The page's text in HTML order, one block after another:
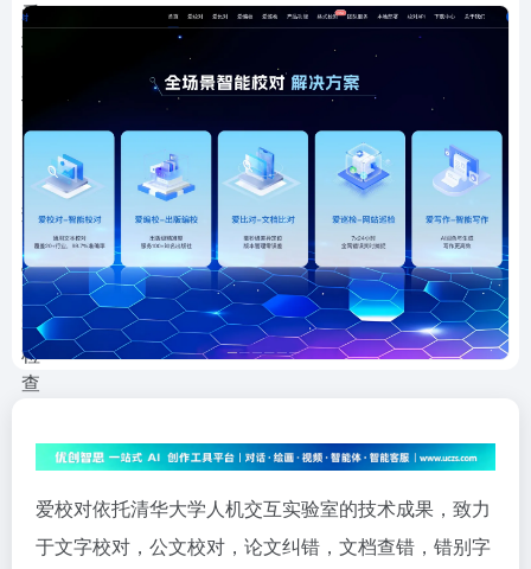
爱校对依托清华大学人机交互实验室的技术成果，致力
于文字校对，公文校对，论文纠错，文档查错，错别字